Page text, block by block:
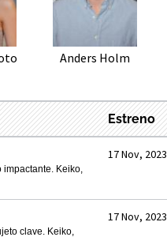
Anders Holm
Estreno
Keiko,
17 Nov, 2023
clave. Keiko,
17 Nov, 2023